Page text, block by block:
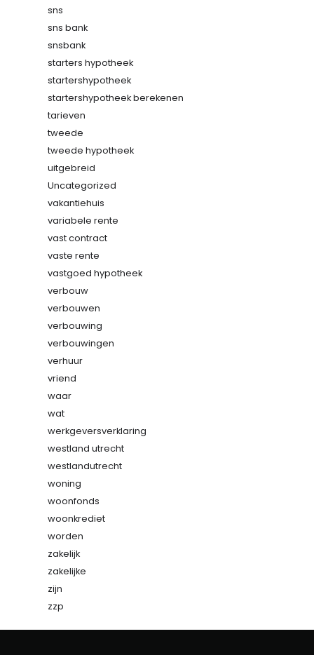
sns
sns bank
snsbank
starters hypotheek
startershypotheek
startershypotheek berekenen
tarieven
tweede
tweede hypotheek
uitgebreid
Uncategorized
vakantiehuis
variabele rente
vast contract
vaste rente
vastgoed hypotheek
verbouw
verbouwen
verbouwing
verbouwingen
verhuur
vriend
waar
wat
werkgeversverklaring
westland utrecht
westlandutrecht
woning
woonfonds
woonkrediet
worden
zakelijk
zakelijke
zijn
zzp